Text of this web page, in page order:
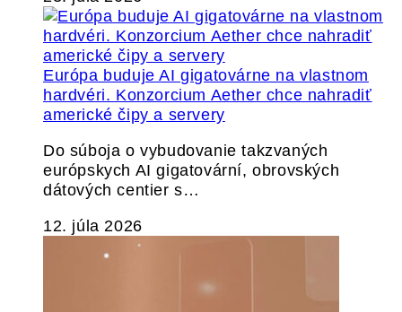
Európa buduje AI gigatovárne na vlastnom
hardvéri. Konzorcium Aether chce nahradiť
americké čipy a servery
Do súboja o vybudovanie takzvaných
európskych AI gigatovární, obrovských
dátových centier s…
12. júla 2026